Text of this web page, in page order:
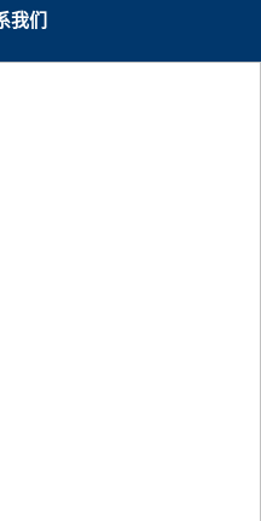
我们